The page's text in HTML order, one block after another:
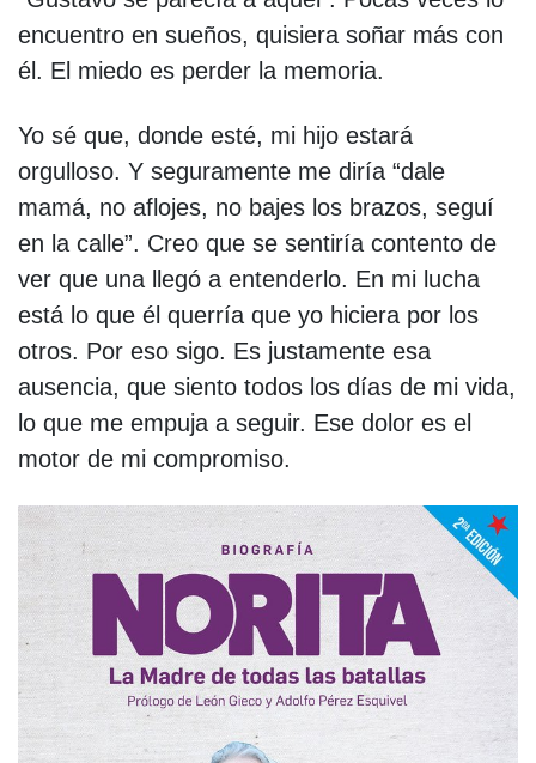
encuentro en sueños, quisiera soñar más con
él. El miedo es perder la memoria.
Yo sé que, donde esté, mi hijo estará
orgulloso. Y seguramente me diría “dale
mamá, no aflojes, no bajes los brazos, seguí
en la calle”. Creo que se sentiría contento de
ver que una llegó a entenderlo. En mi lucha
está lo que él querría que yo hiciera por los
otros. Por eso sigo. Es justamente esa
ausencia, que siento todos los días de mi vida,
lo que me empuja a seguir. Ese dolor es el
motor de mi compromiso.